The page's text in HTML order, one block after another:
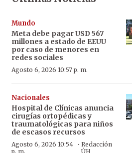
Mundo
Meta debe pagar USD 567
millones a estado de EEUU
por caso de menores en
redes sociales
Agosto 6, 2026 10:57 p. m.
Nacionales
Hospital de Clínicas anuncia
cirugías ortopédicas y
traumatológicas para niños
de escasos recursos
Agosto 6, 2026 10:54
p. m.
· Redacción
ÚH